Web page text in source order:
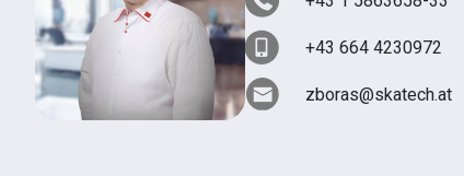
+43 664 4230972
zboras@skatech.at